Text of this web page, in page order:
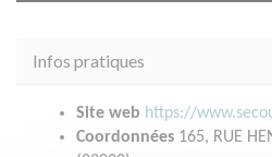
Infos pratiques
Site web https://
Coordonnées 165, RUE